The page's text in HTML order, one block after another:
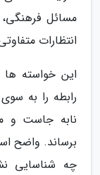
مسائل
انتظارات
این خواسته
رابطه را به
نابه جاست و
برساند. واضح
چه شناسایی